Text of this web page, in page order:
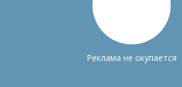
Реклама не окупается